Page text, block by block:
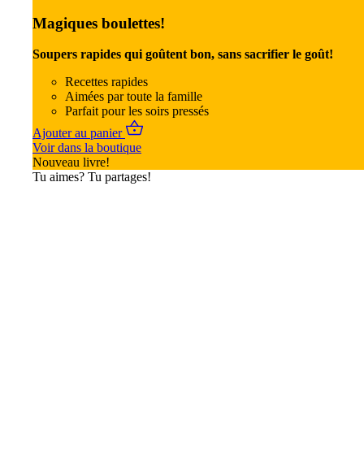
Magiques boulettes!
Soupers rapides qui goûtent bon, sans sacrifier le goût!
Recettes rapides
Aimées par toute la famille
Parfait pour les soirs pressés
Ajouter au panier
Voir dans la boutique
Nouveau livre!
Tu aimes? Tu partages!